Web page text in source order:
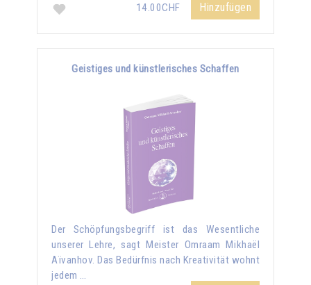
14.00CHF Hinzufügen
Geistiges und künstlerisches Schaffen
Der Schöpfungsbegriff ist das Wesentliche
unserer Lehre, sagt Meister Omraam Mikhaël
Aïvanhov. Das Bedürfnis nach Kreativität wohnt
jedem …